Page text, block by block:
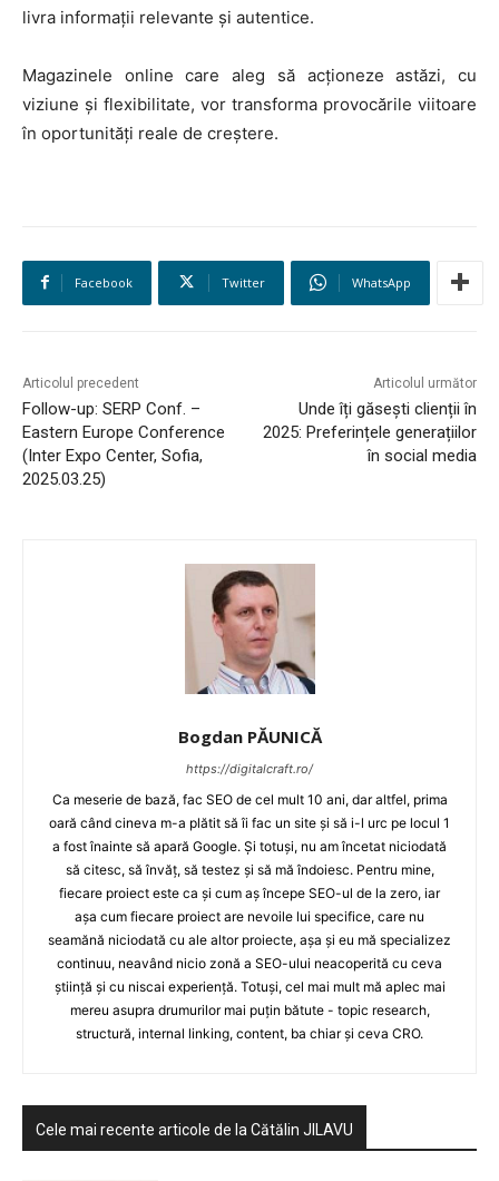
livra informații relevante și autentice.
Magazinele online care aleg să acționeze astăzi, cu
viziune și flexibilitate, vor transforma provocările viitoare
în oportunități reale de creștere.
Facebook Twitter WhatsApp
Articolul precedent
Follow-up: SERP Conf. –
Eastern Europe Conference
(Inter Expo Center, Sofia,
2025.03.25)
Articolul următor
Unde îți găsești clienții în
2025: Preferințele generațiilor
în social media
Bogdan PĂUNICĂ
https://digitalcraft.ro/
Ca meserie de bază, fac SEO de cel mult 10 ani, dar altfel, prima
oară când cineva m-a plătit să îi fac un site și să i-l urc pe locul 1
a fost înainte să apară Google. Și totuși, nu am încetat niciodată
să citesc, să învăț, să testez și să mă îndoiesc. Pentru mine,
fiecare proiect este ca și cum aș începe SEO-ul de la zero, iar
așa cum fiecare proiect are nevoile lui specifice, care nu
seamănă niciodată cu ale altor proiecte, așa și eu mă specializez
continuu, neavând nicio zonă a SEO-ului neacoperită cu ceva
știință și cu niscai experiență. Totuși, cel mai mult mă aplec mai
mereu asupra drumurilor mai puțin bătute - topic research,
structură, internal linking, content, ba chiar și ceva CRO.
Cele mai recente articole de la Cătălin JILAVU